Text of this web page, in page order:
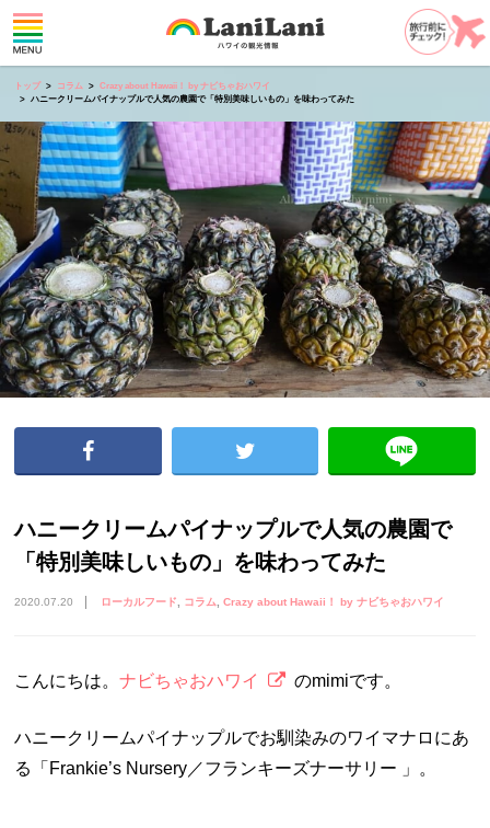
トップ コラム
Crazy about Hawaii！ by ナビちゃおハワイ
ハニークリームパイナップルで人気の農園で「特別美味しいもの」を味わってみた
ハニークリームパイナップルで人気の農園で
「特別美味しいもの」を味わってみた
2020.07.20 ローカルフード コラム Crazy about Hawaii！ by ナビちゃおハワイ
こんにちは。ナビちゃおハワイ のmimiです。
ハニークリームパイナップルでお馴染みのワイマナロにあ
る「Frankie’s Nursery／フランキーズナーサリー 」。